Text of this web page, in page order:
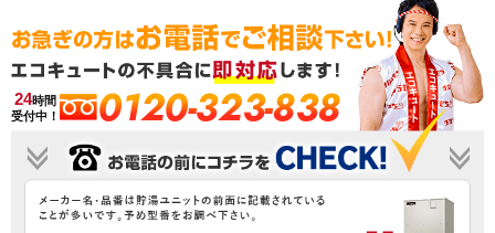
24時間
受付中！
0120-323-838